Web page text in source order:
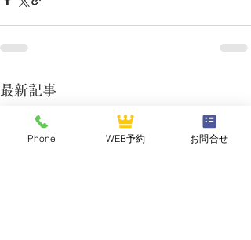
最新記事
Phone WEB予約 お問合せ